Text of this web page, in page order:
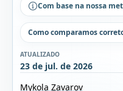
Com base na nossa
Como comparamos
ATUALIZADO
23 de jul. de 2026
Mykola Zavarov